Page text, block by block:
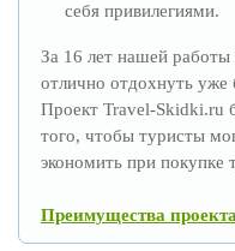
себя привилегиями.
За 16 лет нашей
отлично отдохнуть уже
Проект Travel-Skidki.ru
того, чтобы туристы
экономить при покупке
Преимущества проекта